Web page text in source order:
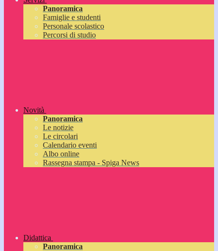
Panoramica
Famiglie e studenti
Personale scolastico
Percorsi di studio
Novità
Panoramica
Le notizie
Le circolari
Calendario eventi
Albo online
Rassegna stampa - Spiga News
Didattica
Panoramica